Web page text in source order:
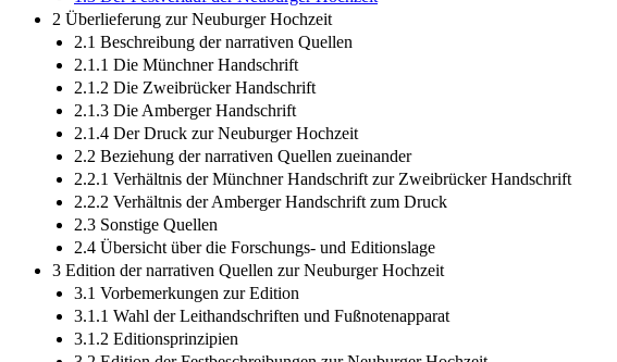
2 Überlieferung zur Neuburger Hochzeit
2.1 Beschreibung der narrativen Quellen
2.1.1 Die Münchner Handschrift
2.1.2 Die Zweibrücker Handschrift
2.1.3 Die Amberger Handschrift
2.1.4 Der Druck zur Neuburger Hochzeit
2.2 Beziehung der narrativen Quellen zueinander
2.2.1 Verhältnis der Münchner Handschrift zur Zweibrücker Handschrift
2.2.2 Verhältnis der Amberger Handschrift zum Druck
2.3 Sonstige Quellen
2.4 Übersicht über die Forschungs- und Editionslage
3 Edition der narrativen Quellen zur Neuburger Hochzeit
3.1 Vorbemerkungen zur Edition
3.1.1 Wahl der Leithandschriften und Fußnotenapparat
3.1.2 Editionsprinzipien